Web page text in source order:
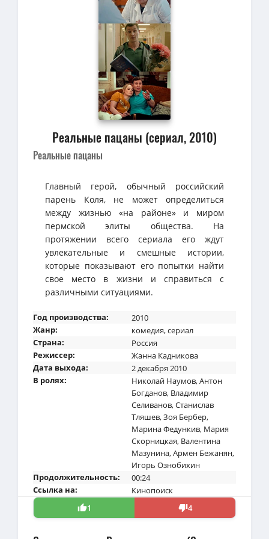
Реальные пацаны (сериал, 2010)
Реальные пацаны
Главный герой, обычный российский
парень Коля, не может определиться
между жизнью «на районе» и миром
пермской элиты общества. На
протяжении всего сериала его ждут
увлекательные и смешные истории,
которые показывают его попытки найти
свое место в жизни и справиться с
различными ситуациями.
Год производства:
2010
Жанр:
комедия,сериал
Страна:
Россия
Режиссер:
Жанна Кадникова
Дата выхода:
2 декабря 2010
В ролях:
Николай Наумов,Антон
Богданов, Владимир
Селиванов,Станислав
Тляшев,Зоя Бербер,
Марина Федункив, Мария
Скорницкая, Валентина
Мазунина,Армен Бежанян,
Игорь Ознобихин
Продолжительность:
00:24
Ссылка на:
Кинопоиск
1
4